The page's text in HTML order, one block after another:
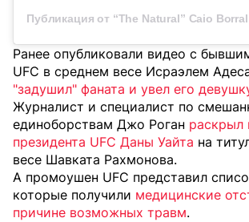
Ранее опубликовали видео с
UFC в среднем весе Исраэлем
"задушил" фаната и увел его
Журналист и специалист по
единоборствам Джо Роган раскрыл
президента UFC Даны Уайта на
весе Шавката Рахмонова.
А промоушен UFC представил
которые получили медицинские
причине возможных травм.